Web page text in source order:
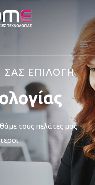
ΣΑΣ ΕΠΙΛΟΓΗ
τους πελάτες μας